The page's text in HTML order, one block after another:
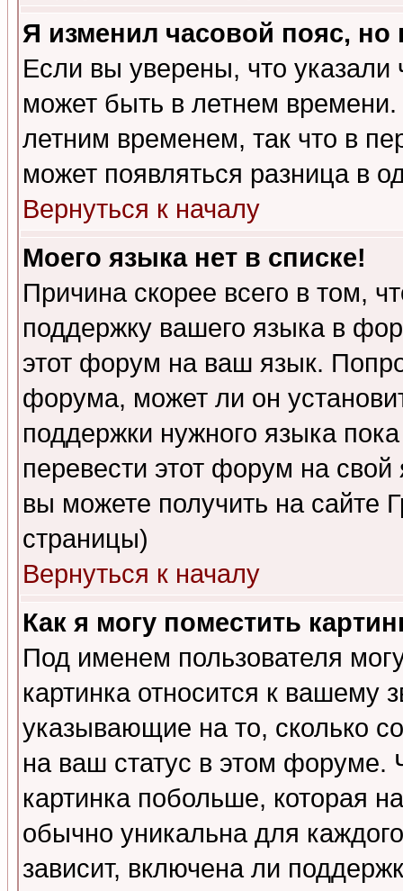
Я изменил часовой пояс,
Если вы уверены, что указали
может быть в летнем
летним временем, так что в
может появляться разница в
Вернуться к началу
Моего языка нет в списке!
Причина скорее всего в том,
поддержку вашего языка в
этот форум на ваш язык.
форума, может ли он
поддержки нужного языка
перевести этот форум на
вы можете получить на сайте
страницы)
Вернуться к началу
Как я могу поместить
Под именем пользователя
картинка относится к вашему
указывающие на то, сколько
на ваш статус в этом форуме.
картинка побольше, которая
обычно уникальна для
зависит, включена ли